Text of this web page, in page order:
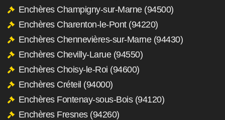
Enchères Champigny-sur-Marne (94500)
Enchères Charenton-le-Pont (94220)
Enchères Chennevières-sur-Marne (94430)
Enchères Chevilly-Larue (94550)
Enchères Choisy-le-Roi (94600)
Enchères Créteil (94000)
Enchères Fontenay-sous-Bois (94120)
Enchères Fresnes (94260)